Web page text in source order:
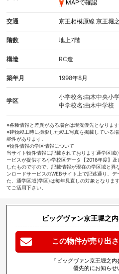
MAPで確認
交通 京王相模原線京王堀
階数 地上7階
構造 RC造
築年月 1998年8月
学区
小学校名:由木中央小
中学校名:由木中学校
※各種情報と差異がある場合は現況優先となります
※建物竣工時に撮影した竣工写真を掲載している
能性があります。
※物件情報の学区情報について
当サイト物件情報に記載されております通学区
ービスが提供する小学校区データ【2016年度】
したものですので、記載情報が現在の学区域と
ンロードサービスのWEBサイト上で記述通り、
た、通学区域(学区)は毎年見直しの対象となりま
てご活用下さい。
ビッグヴァン京王堀之
この物件が売り出
『ビッグヴァン京王堀之
優先的にお知らせ